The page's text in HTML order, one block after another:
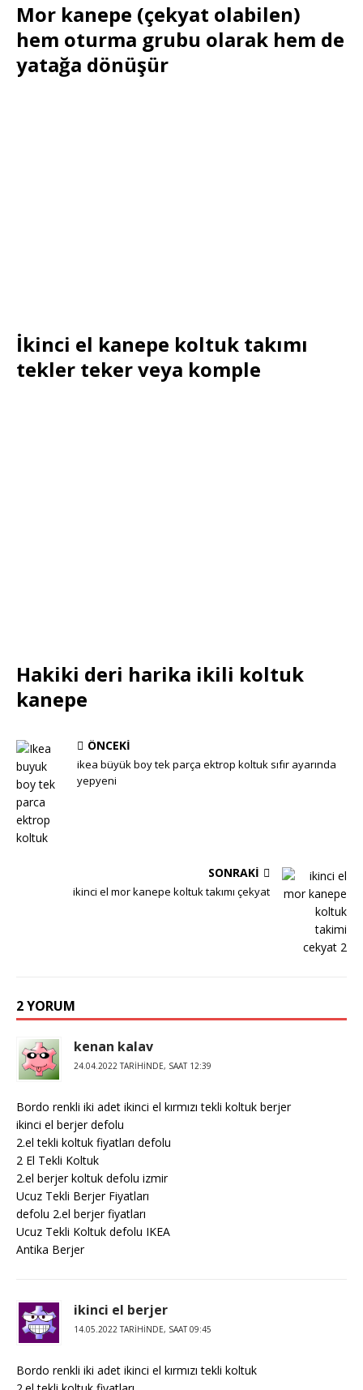
Mor kanepe (çekyat olabilen)
hem oturma grubu olarak hem de
yatağa dönüşür
İkinci el kanepe koltuk takımı
tekler teker veya komple
Hakiki deri harika ikili koltuk
kanepe
ÖNCEKI
ikea büyük boy tek parça ektrop koltuk sıfır ayarında
yepyeni
SONRAKI
ikinci el mor kanepe koltuk takımı çekyat
2 YORUM
kenan kalav
24.04.2022 TARIHINDE, SAAT 12:39
Bordo renkli iki adet ikinci el kırmızı tekli koltuk berjer
ikinci el berjer defolu
2.el tekli koltuk fiyatları defolu
2 El Tekli Koltuk
2.el berjer koltuk defolu izmir
Ucuz Tekli Berjer Fiyatları
defolu 2.el berjer fiyatları
Ucuz Tekli Koltuk defolu IKEA
Antika Berjer
ikinci el berjer
14.05.2022 TARIHINDE, SAAT 09:45
Bordo renkli iki adet ikinci el kırmızı tekli koltuk